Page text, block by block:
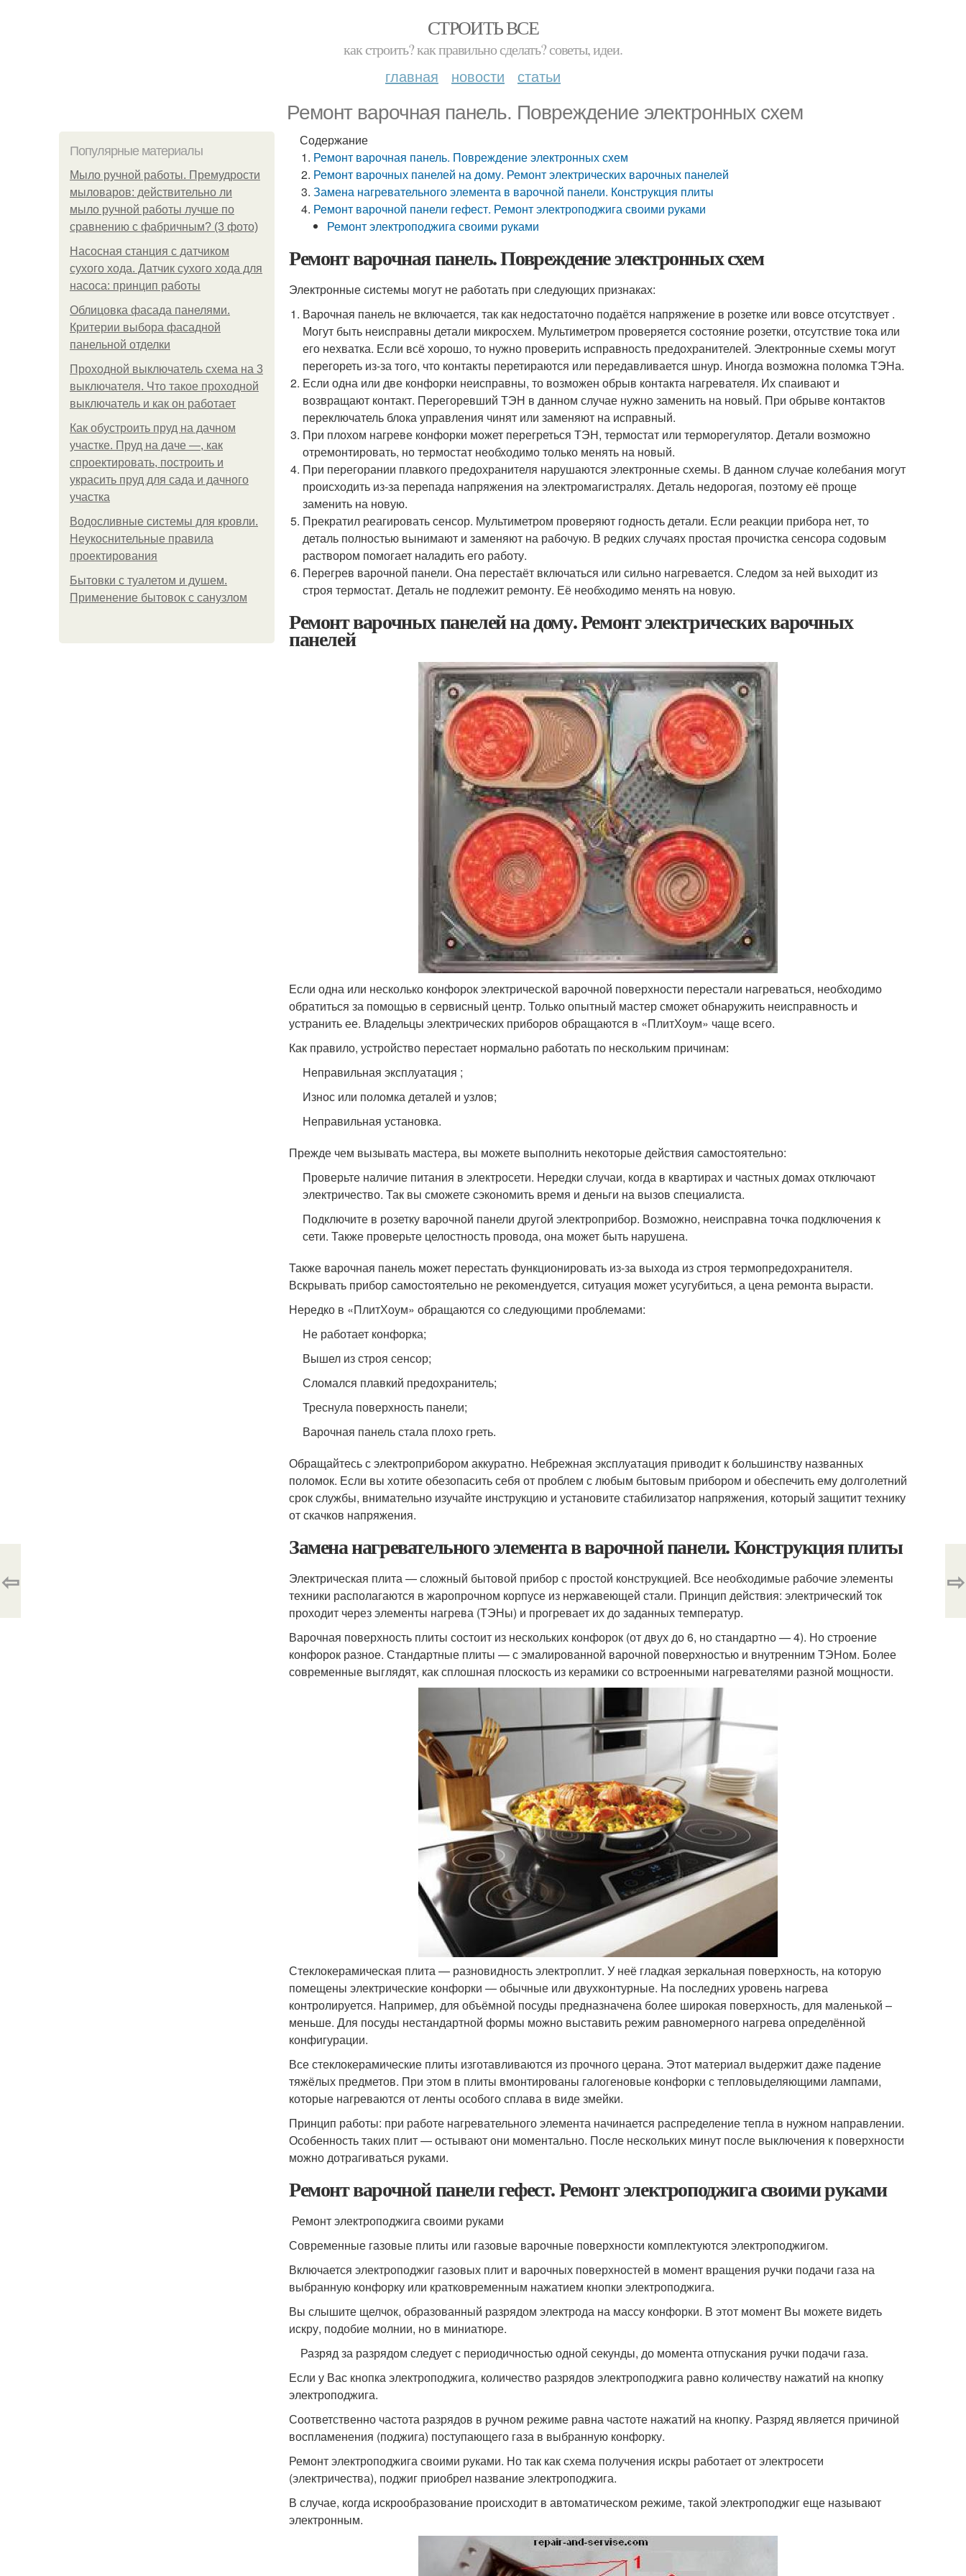
СТРОИТЬ ВСЕ
как строить? как правильно сделать? советы, идеи.
главная новости статьи
Ремонт варочная панель. Повреждение электронных схем
Популярные материалы
Мыло ручной работы. Премудрости
мыловаров: действительно ли
мыло ручной работы лучше по
сравнению с фабричным? (3 фото)
Насосная станция с датчиком
сухого хода. Датчик сухого хода для
насоса: принцип работы
Облицовка фасада панелями.
Критерии выбора фасадной
панельной отделки
Проходной выключатель схема на 3
выключателя. Что такое проходной
выключатель и как он работает
Как обустроить пруд на дачном
участке. Пруд на даче —, как
спроектировать, построить и
украсить пруд для сада и дачного
участка
Водосливные системы для кровли.
Неукоснительные правила
проектирования
Бытовки с туалетом и душем.
Применение бытовок с санузлом
Содержание
Ремонт варочная панель. Повреждение электронных схем
Ремонт варочных панелей на дому. Ремонт электрических варочных панелей
Замена нагревательного элемента в варочной панели. Конструкция плиты
Ремонт варочной панели гефест. Ремонт электроподжига своими руками
Ремонт электроподжига своими руками
Ремонт варочная панель. Повреждение электронных схем
Электронные системы могут не работать при следующих признаках:
Варочная панель не включается, так как недостаточно подаётся напряжение в розетке или вовсе отсутствует .
Могут быть неисправны детали микросхем. Мультиметром проверяется состояние розетки, отсутствие тока или
его нехватка. Если всё хорошо, то нужно проверить исправность предохранителей. Электронные схемы могут
перегореть из-за того, что контакты перетираются или передавливается шнур. Иногда возможна поломка ТЭНа.
Если одна или две конфорки неисправны, то возможен обрыв контакта нагревателя. Их спаивают и
возвращают контакт. Перегоревший ТЭН в данном случае нужно заменить на новый. При обрыве контактов
переключатель блока управления чинят или заменяют на исправный.
При плохом нагреве конфорки может перегреться ТЭН, термостат или терморегулятор. Детали возможно
отремонтировать, но термостат необходимо только менять на новый.
При перегорании плавкого предохранителя нарушаются электронные схемы. В данном случае колебания могут
происходить из-за перепада напряжения на электромагистралях. Деталь недорогая, поэтому её проще
заменить на новую.
Прекратил реагировать сенсор. Мультиметром проверяют годность детали. Если реакции прибора нет, то
деталь полностью вынимают и заменяют на рабочую. В редких случаях простая прочистка сенсора содовым
раствором помогает наладить его работу.
Перегрев варочной панели. Она перестаёт включаться или сильно нагревается. Следом за ней выходит из
строя термостат. Деталь не подлежит ремонту. Её необходимо менять на новую.
Ремонт варочных панелей на дому. Ремонт электрических варочных
панелей
Если одна или несколько конфорок электрической варочной поверхности перестали нагреваться, необходимо
обратиться за помощью в сервисный центр. Только опытный мастер сможет обнаружить неисправность и
устранить ее. Владельцы электрических приборов обращаются в «ПлитХоум» чаще всего.
Как правило, устройство перестает нормально работать по нескольким причинам:
Неправильная эксплуатация ;
Износ или поломка деталей и узлов;
Неправильная установка.
Прежде чем вызывать мастера, вы можете выполнить некоторые действия самостоятельно:
Проверьте наличие питания в электросети. Нередки случаи, когда в квартирах и частных домах отключают
электричество. Так вы сможете сэкономить время и деньги на вызов специалиста.
Подключите в розетку варочной панели другой электроприбор. Возможно, неисправна точка подключения к
сети. Также проверьте целостность провода, она может быть нарушена.
Также варочная панель может перестать функционировать из-за выхода из строя термопредохранителя.
Вскрывать прибор самостоятельно не рекомендуется, ситуация может усугубиться, а цена ремонта вырасти.
Нередко в «ПлитХоум» обращаются со следующими проблемами:
Не работает конфорка;
Вышел из строя сенсор;
Сломался плавкий предохранитель;
Треснула поверхность панели;
Варочная панель стала плохо греть.
Обращайтесь с электроприбором аккуратно. Небрежная эксплуатация приводит к большинству названных
поломок. Если вы хотите обезопасить себя от проблем с любым бытовым прибором и обеспечить ему долголетний
срок службы, внимательно изучайте инструкцию и установите стабилизатор напряжения, который защитит технику
от скачков напряжения.
Замена нагревательного элемента в варочной панели. Конструкция плиты
Электрическая плита — сложный бытовой прибор с простой конструкцией. Все необходимые рабочие элементы
техники располагаются в жаропрочном корпусе из нержавеющей стали. Принцип действия: электрический ток
проходит через элементы нагрева (ТЭНы) и прогревает их до заданных температур.
Варочная поверхность плиты состоит из нескольких конфорок (от двух до 6, но стандартно — 4). Но строение
конфорок разное. Стандартные плиты — с эмалированной варочной поверхностью и внутренним ТЭНом. Более
современные выглядят, как сплошная плоскость из керамики со встроенными нагревателями разной мощности.
Стеклокерамическая плита — разновидность электроплит. У неё гладкая зеркальная поверхность, на которую
помещены электрические конфорки — обычные или двухконтурные. На последних уровень нагрева
контролируется. Например, для объёмной посуды предназначена более широкая поверхность, для маленькой –
меньше. Для посуды нестандартной формы можно выставить режим равномерного нагрева определённой
конфигурации.
Все стеклокерамические плиты изготавливаются из прочного церана. Этот материал выдержит даже падение
тяжёлых предметов. При этом в плиты вмонтированы галогеновые конфорки с тепловыделяющими лампами,
которые нагреваются от ленты особого сплава в виде змейки.
Принцип работы: при работе нагревательного элемента начинается распределение тепла в нужном направлении.
Особенность таких плит — остывают они моментально. После нескольких минут после выключения к поверхности
можно дотрагиваться руками.
Ремонт варочной панели гефест. Ремонт электроподжига своими руками
Ремонт электроподжига своими руками
Современные газовые плиты или газовые варочные поверхности комплектуются электроподжигом.
Включается электроподжиг газовых плит и варочных поверхностей в момент вращения ручки подачи газа на
выбранную конфорку или кратковременным нажатием кнопки электроподжига.
Вы слышите щелчок, образованный разрядом электрода на массу конфорки. В этот момент Вы можете видеть
искру, подобие молнии, но в миниатюре.
Разряд за разрядом следует с периодичностью одной секунды, до момента отпускания ручки подачи газа.
Если у Вас кнопка электроподжига, количество разрядов электроподжига равно количеству нажатий на кнопку
электроподжига.
Соответственно частота разрядов в ручном режиме равна частоте нажатий на кнопку. Разряд является причиной
воспламенения (поджига) поступающего газа в выбранную конфорку.
Ремонт электроподжига своими руками. Но так как схема получения искры работает от электросети
(электричества), поджиг приобрел название электроподжига.
В случае, когда искрообразование происходит в автоматическом режиме, такой электроподжиг еще называют
электронным.
⇦ ⇨